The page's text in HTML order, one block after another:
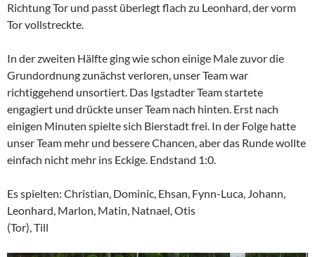
Richtung Tor und passt überlegt flach zu Leonhard, der vorm
Tor vollstreckte.
In der zweiten Hälfte ging wie schon einige Male zuvor die
Grundordnung zunächst verloren, unser Team war
richtiggehend unsortiert. Das Igstadter Team startete
engagiert und drückte unser Team nach hinten. Erst nach
einigen Minuten spielte sich Bierstadt frei. In der Folge hatte
unser Team mehr und bessere Chancen, aber das Runde wollte
einfach nicht mehr ins Eckige. Endstand 1:0.
Es spielten: Christian, Dominic, Ehsan, Fynn-Luca, Johann,
Leonhard, Marlon, Matin, Natnael, Otis
(Tor), Till